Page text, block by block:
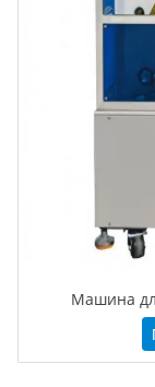
Машина